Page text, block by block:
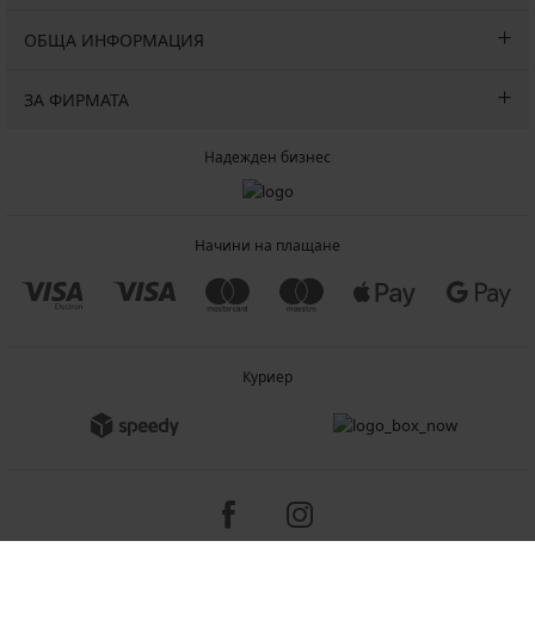
ОБЩА ИНФОРМАЦИЯ
ЗА ФИРМАТА
Надежден бизнес
Начини на плащане
Куриер